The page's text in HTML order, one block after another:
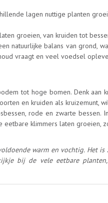
lagen nuttige planten
groeien, van kruiden tot
natuurlijke balans van grond,
vraagt en veel voedsel
tot hoge bomen. Denk aan
en kruiden als kruizemunt,
rode en zwarte bessen.
eetbare klimmers laten groeien,
warm en vochtig. Het
bij de vele eetbare